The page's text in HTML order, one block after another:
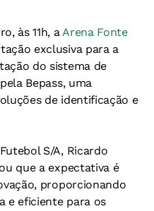
às 11h, aArena Fonte
exclusiva para a
do sistema de
Bepass, uma
de identificação e
S/A, Ricardo
que a expectativa é
proporcionando
e eficiente para os